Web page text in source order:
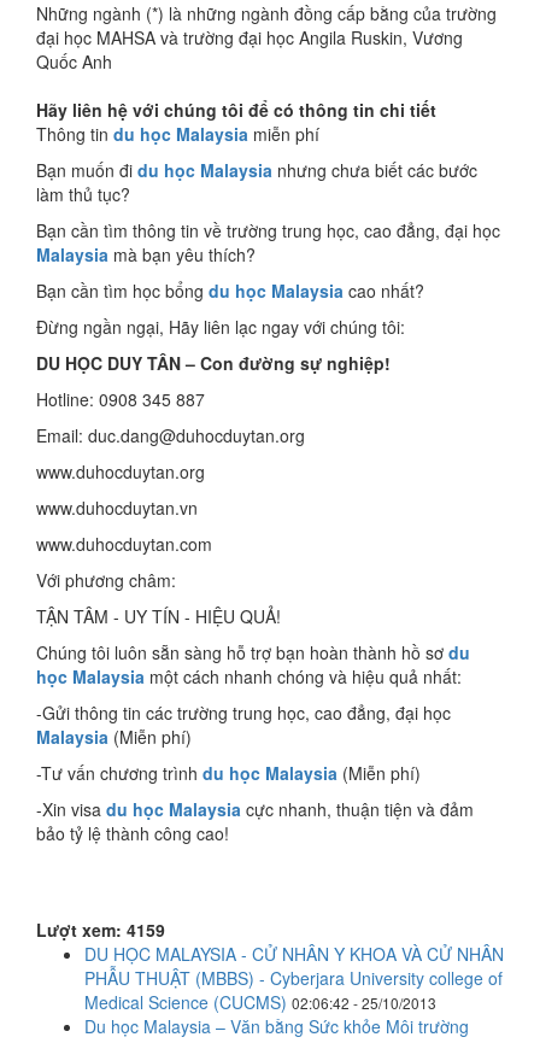
Những ngành (*) là những ngành đồng cấp bằng của trường
đại học MAHSA và trường đại học Angila Ruskin, Vương
Quốc Anh
Hãy liên hệ với chúng tôi để có thông tin chi tiết
Thông tin du học Malaysia miễn phí
Bạn muốn đi du học Malaysia nhưng chưa biết các bước
làm thủ tục?
Bạn cần tìm thông tin về trường trung học, cao đẳng, đại học
Malaysia mà bạn yêu thích?
Bạn cần tìm học bổng du học Malaysia cao nhất?
Đừng ngần ngại, Hãy liên lạc ngay với chúng tôi:
DU HỌC DUY TÂN – Con đường sự nghiệp!
Hotline: 0908 345 887
Email: duc.dang@duhocduytan.org
www.duhocduytan.org
www.duhocduytan.vn
www.duhocduytan.com
Với phương châm:
TẬN TÂM - UY TÍN - HIỆU QUẢ!
Chúng tôi luôn sẵn sàng hỗ trợ bạn hoàn thành hồ sơ du
học Malaysia một cách nhanh chóng và hiệu quả nhất:
-Gửi thông tin các trường trung học, cao đẳng, đại học
Malaysia (Miễn phí)
-Tư vấn chương trình du học Malaysia (Miễn phí)
-Xin visa du học Malaysia cực nhanh, thuận tiện và đảm
bảo tỷ lệ thành công cao!
Lượt xem: 4159
DU HỌC MALAYSIA - CỬ NHÂN Y KHOA VÀ CỬ NHÂN
PHẪU THUẬT (MBBS) - Cyberjara University college of
Medical Science (CUCMS) 02:06:42 - 25/10/2013
Du học Malaysia – Văn bằng Sức khỏe Môi trường